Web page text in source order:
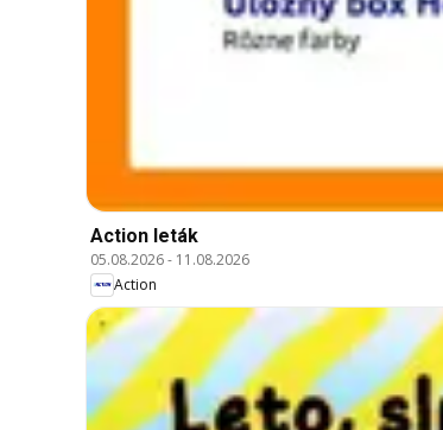
Action leták
05.08.2026- 11.08.2026
Action